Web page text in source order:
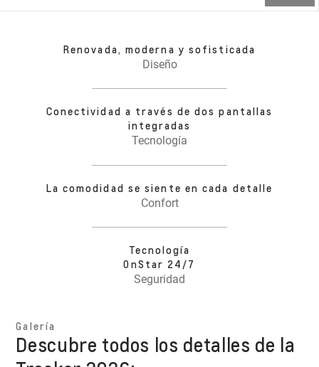
Renovada, moderna y sofisticada
Diseño
Conectividad a través de dos pantallas
integradas
Tecnología
La comodidad se siente en cada detalle
Confort
Tecnología
OnStar 24/7
Seguridad
Galería
Descubre todos los detalles de la